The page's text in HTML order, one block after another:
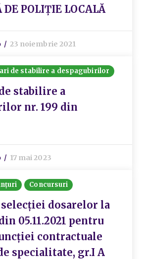
DE POLIȚIE LOCALĂ
23 noiembrie 2021
de stabilire a despagubirilor
stabilire a
nr. 199 din
17 mai 2023
Concursuri
dosarelor la
05.11.2021 pentru
contractuale
specialitate, gr.I A